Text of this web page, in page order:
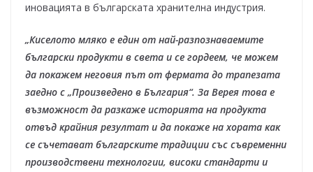
иновацията в българската хранителна индустрия.
„Киселото мляко е един от най-разпознаваемите
български продукти в света и се гордеем, че можем
да покажем неговия път от фермата до трапезата
заедно с „Произведено в България“. За Верея това е
възможност да разкаже историята на продукта
отвъд крайния резултат и да покаже на хората как
се съчетават българските традиции със съвременни
производствени технологии, високи стандарти и